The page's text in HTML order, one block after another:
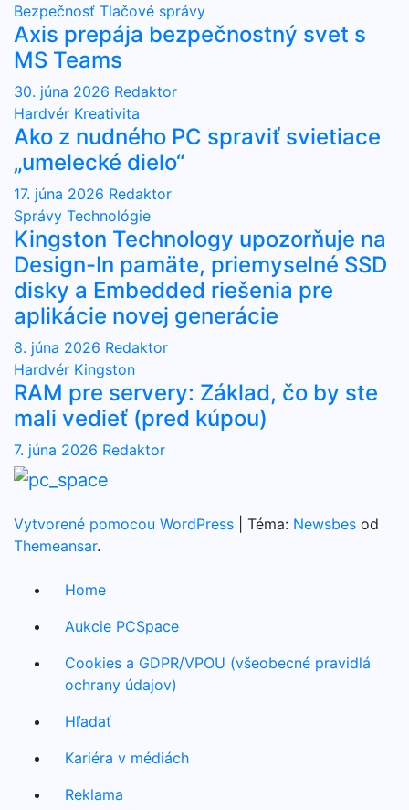
Bezpečnosť Tlačové správy
Axis prepája bezpečnostný svet s
MS Teams
30. júna 2026 Redaktor
Hardvér Kreativita
Ako z nudného PC spraviť svietiace
„umelecké dielo“
17. júna 2026 Redaktor
Správy Technológie
Kingston Technology upozorňuje na
Design-In pamäte, priemyselné SSD
disky a Embedded riešenia pre
aplikácie novej generácie
8. júna 2026 Redaktor
Hardvér Kingston
RAM pre servery: Základ, čo by ste
mali vedieť (pred kúpou)
7. júna 2026 Redaktor
Vytvorené pomocou WordPress Téma: Newsbes od
Themeansar.
Home
Aukcie PCSpace
Cookies a GDPR/VPOU (všeobecné pravidlá
ochrany údajov)
Hľadať
Kariéra v médiách
Reklama